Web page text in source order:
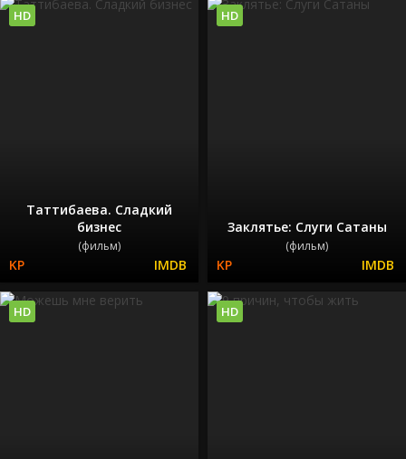
Таттибаева. Сладкий
бизнес
(фильм)
HD
Заклятье: Слуги Сатаны
(фильм)
HD
HD HD